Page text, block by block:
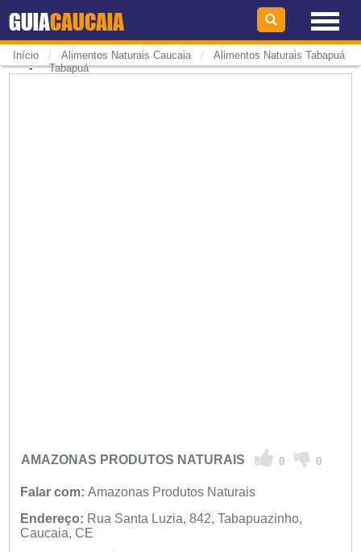
GUIACAUCAIA
Início / Alimentos Naturais Caucaia / Alimentos Naturais Tabapuá
-Tabapuá
AMAZONAS PRODUTOS NATURAIS 0 0
Falar com: Amazonas Produtos Naturais
Endereço: Rua Santa Luzia, 842, Tabapuazinho,
Caucaia, CE